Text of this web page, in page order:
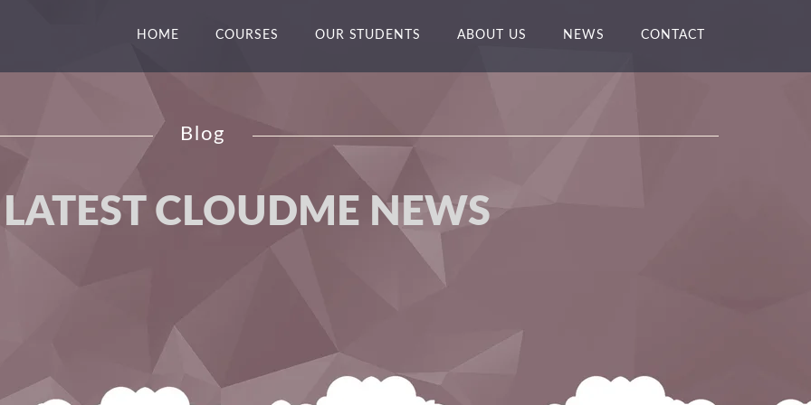
HOME COURSES OUR STUDENTS ABOUT US NEWS CONTACT
Blog
CLOUDME NEWS